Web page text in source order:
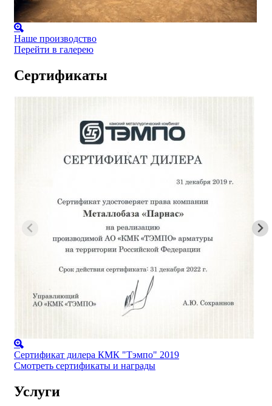
Наше производство
Перейти в галерею
Сертификаты
Сертификат дилера КМК "Тэмпо" 2019
Смотреть сертификаты и награды
Услуги